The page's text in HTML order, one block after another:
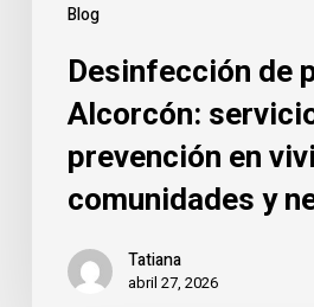
Blog
viviendas,
negocios
Desinfección de
Alcorcón:
prevención en
comunidades y
Tatiana
abril 27, 2026